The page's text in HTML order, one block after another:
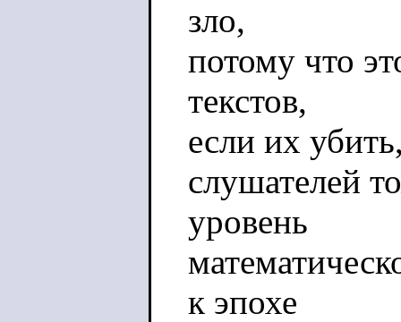
зло,
потому что
текстов,
если их
слушателей
уровень
к эпохе